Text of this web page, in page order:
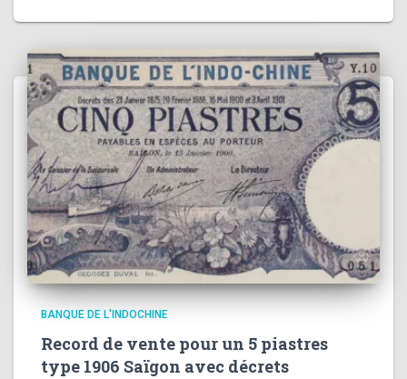
BANQUE DE L'INDOCHINE
Record de vente pour un 5 piastres
type 1906 Saïgon avec décrets